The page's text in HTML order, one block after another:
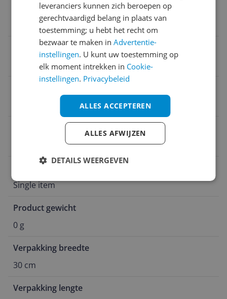
Verpakking hoogte
Verpakkingsinhoud
450 gram Vascobelo Le Comte koffiebonen
Verpakkingsvorm
Verpakkingsniveau
Single item
Product gewicht
0 g
Verpakking breedte
30 cm
Verpakking lengte
leveranciers kunnen zich beroepen op
gerechtvaardigd belang in plaats van
toestemming; u hebt het recht om
bezwaar te maken inAdvertentie-
instellingen. U kunt uw toestemming op
elk moment intrekken in Cookie-
instellingen. Privacybeleid
ALLES ACCEPTEREN
ALLES AFWIJZEN
DETAILS WEERGEVEN